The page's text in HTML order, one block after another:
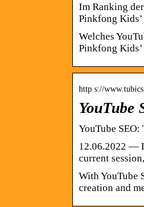
Im Ranking
Pinkfong
Welches
Pinkfong
http s://
YouTube
YouTube
12.06.2022 —
current
With YouTube
creation and